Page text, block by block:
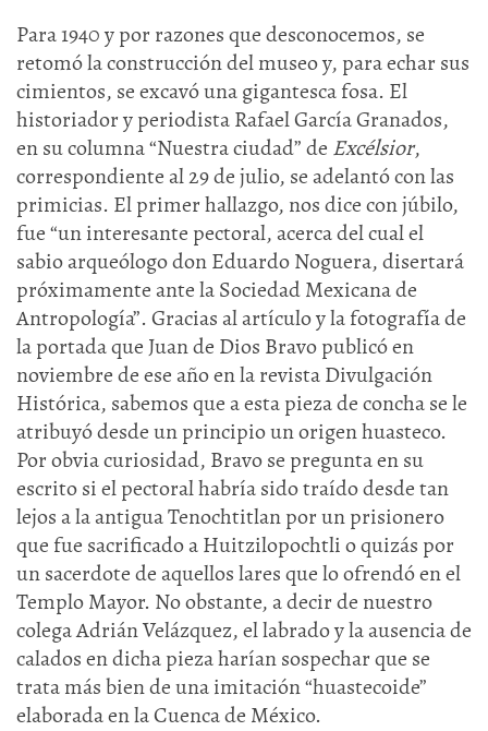
Para 1940 y por razones que desconocemos, se
retomó la construcción del museo y, para echar sus
cimientos, se excavó una gigantesca fosa. El
historiador y periodista Rafael García Granados,
en su columna “Nuestra ciudad” de Excélsior,
correspondiente al 29 de julio, se adelantó con las
primicias. El primer hallazgo, nos dice con júbilo,
fue “un interesante pectoral, acerca del cual el
sabio arqueólogo don Eduardo Noguera, disertará
próximamente ante la Sociedad Mexicana de
Antropología”. Gracias al artículo y la fotografía de
la portada que Juan de Dios Bravo publicó en
noviembre de ese año en la revista Divulgación
Histórica, sabemos que a esta pieza de concha se le
atribuyó desde un principio un origen huasteco.
Por obvia curiosidad, Bravo se pregunta en su
escrito si el pectoral habría sido traído desde tan
lejos a la antigua Tenochtitlan por un prisionero
que fue sacrificado a Huitzilopochtli o quizás por
un sacerdote de aquellos lares que lo ofrendó en el
Templo Mayor. No obstante, a decir de nuestro
colega Adrián Velázquez, el labrado y la ausencia de
calados en dicha pieza harían sospechar que se
trata más bien de una imitación “huastecoide”
elaborada en la Cuenca de México.